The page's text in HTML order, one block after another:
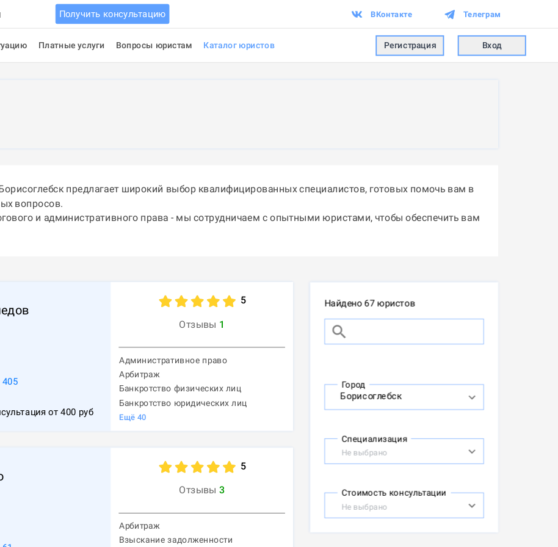
Получить консультацию ВКонтакте Телеграм
Платные услуги Вопросы юристам Каталог юристов Регистрация Вход
предлагает широкий выбор квалифицированных специалистов, готовых помочь вам в
вопросов.
и административного права - мы сотрудничаем с опытными юристами, чтобы обеспечить вам
405
от400 руб
5
Отзывы 1
Административное право
Арбитраж
Банкротство физических лиц
Банкротство юридических лиц
Ещё 40
5
Отзывы 3
Арбитраж
Взыскание задолженности
Найдено 67 юристов
Город
Специализация
Не выбрано
Стоимость консультации
Не выбрано